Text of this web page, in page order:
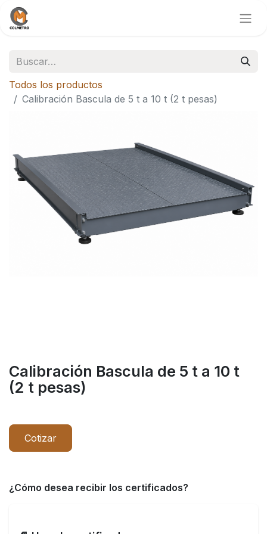
Todos los productos
Calibración Bascula de 5 t a 10 t (2 t pesas)
Calibración Bascula de 5 t a 10 t
(2 t pesas)
Cotizar
¿Cómo desea recibir los certificados?